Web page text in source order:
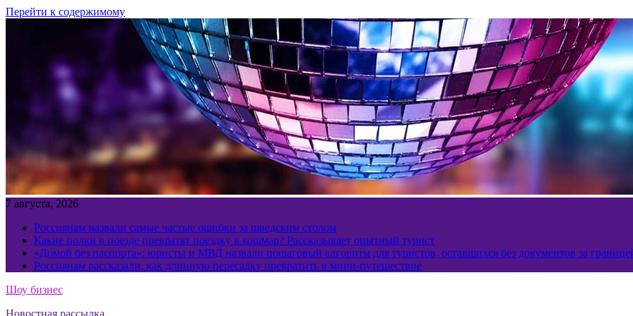
Перейти к содержимому
7 августа, 2026
Россиянам назвали самые частые ошибки за шведским столом
Какие полки в поезде превратят поездку в кошмар? Рассказывает опытный турист
«Домой без паспорта»: юристы и МВД назвали пошаговый алгоритм для туристов, оставшихся без документов за
Россиянам рассказали, как длинную пересадку превратить в мини-путешествие
Шоу бизнес
Новостная рассылка